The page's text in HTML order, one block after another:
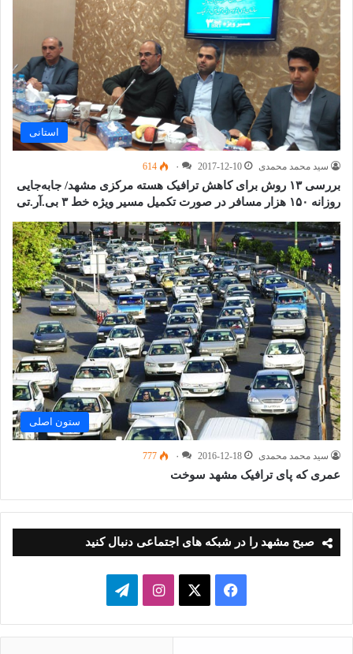
استانی
سید محمد محمدی 2017-12-10 ۰ 614
بررسی ۱۳ روش برای کاهش ترافیک هسته مرکزی مشهد/ جابه‌جایی
روزانه ۱۵۰ هزار مسافر در صورت تکمیل مسیر ویژه خط ۳ بی.آر.تی
ستون اصلی
سید محمد محمدی 2016-12-18 ۰ 777
عمری که پای ترافیک مشهد سوخت
صبح مشهد را در شبکه های اجتماعی دنبال کنید
فیسبوک ایکساینستاگرامتلگرام